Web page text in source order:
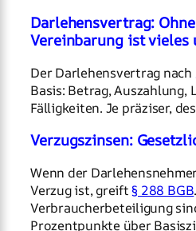
Darlehensvertrag:
Vereinbarung ist vieles
Der Darlehensvertrag nach
Basis: Betrag, Auszahlung,
Fälligkeiten. Je präziser,
Verzugszinsen:
Wenn der
Verzug ist, greift § 288 BGB
Verbraucherbeteiligung
Prozentpunkte über